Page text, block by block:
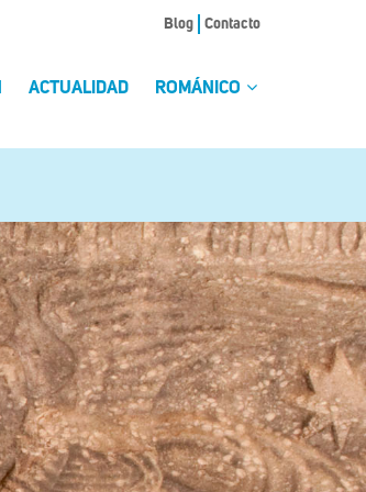
Blog Contacto
ACTUALIDAD ROMÁNICO